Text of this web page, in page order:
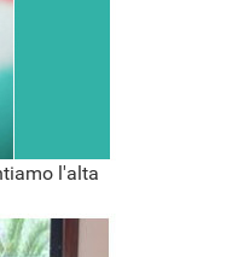
l'alta